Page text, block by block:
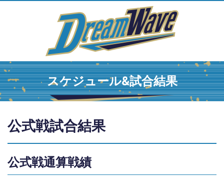
スケジュール&試合結果
公式戦試合結果
公式戦通算戦績